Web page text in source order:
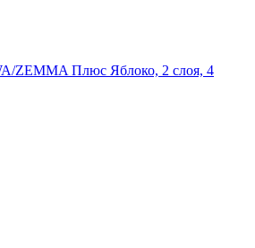
ZEMMA Плюс Яблоко, 2 слоя, 4